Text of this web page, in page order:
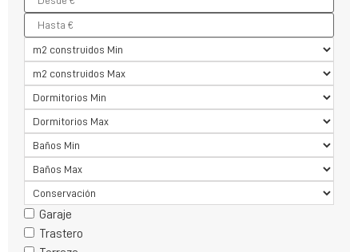
Garaje
Trastero